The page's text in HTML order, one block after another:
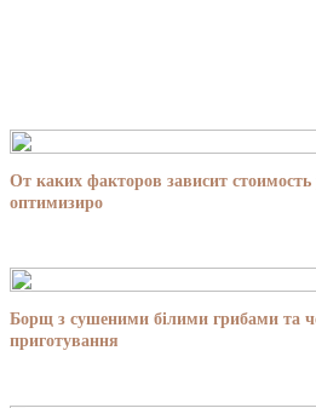
От каких факторов зависит
оптимизиро
Борщ з сушеними білими грибами та
приготування